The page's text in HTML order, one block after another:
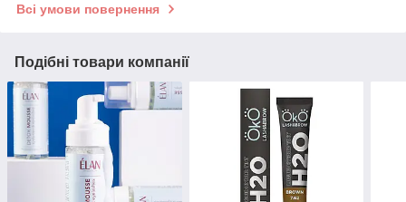
Всі умови повернення
Подібні товари компанії